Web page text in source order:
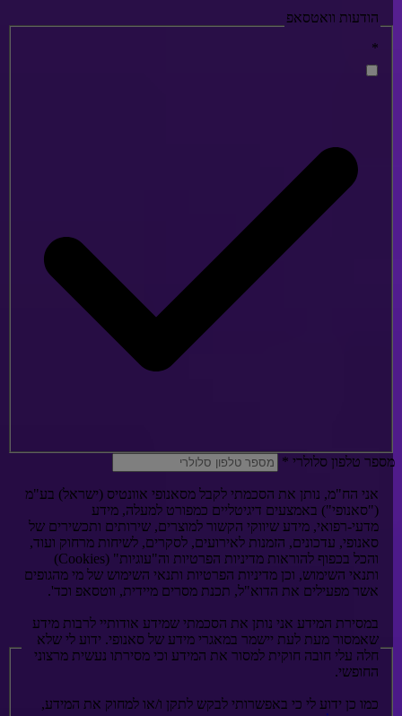
הודעות וואטסאפ
טלפון סלולרי*
אני הח"מ, נותן את הסכמתי לקבל מסאנופי אוונטיס (ישראל) בע"מ
("סאנופי") באמצעים דיגיטליים כמפורט למעלה, מידע
מדעי-רפואי, מידע שיווקי הקשור למוצרים, שירותים ותכשירים של
סאנופי, עדכונים, הזמנות לאירועים, לסקרים, לשיחות מרחוק ועוד,
והכל בכפוף להוראות מדיניות הפרטיות וה"עוגיות" (Cookies)
ותנאי השימוש, וכן מדיניות הפרטיות ותנאי השימוש של מי מהגופים
אשר מפעילים את הדוא"ל, תכנת מסרים מיידית, ווטסאפ וכד'.
במסירת המידע אני נותן את הסכמתי שמידע אודותיי לרבות מידע
שאמסור מעת לעת יישמר במאגרי מידע של סאנופי. ידוע לי שלא
חלה עלי חובה חוקית למסור את המידע וכי מסירתו נעשית מרצוני
החופשי.
כמו כן ידוע לי כי באפשרותי לבקש לתקן ו/או למחוק את המידע,